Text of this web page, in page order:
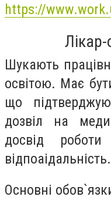
https://
Шукають
освітою. Має
що
дозвіл на
досвід
відпоаідальність.
Основні